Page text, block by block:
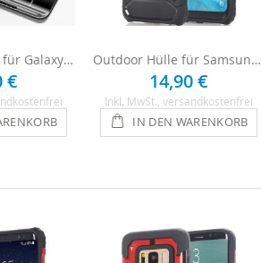
Clear View Hülle für Galaxy S8 Plus - Schwarz
€
Outdoor Hülle für Samsung Galaxy S8 Plus - Schwarz
14,90 €
Inkl. MwSt. , versandkostenfrei
IN DEN WARENKORB